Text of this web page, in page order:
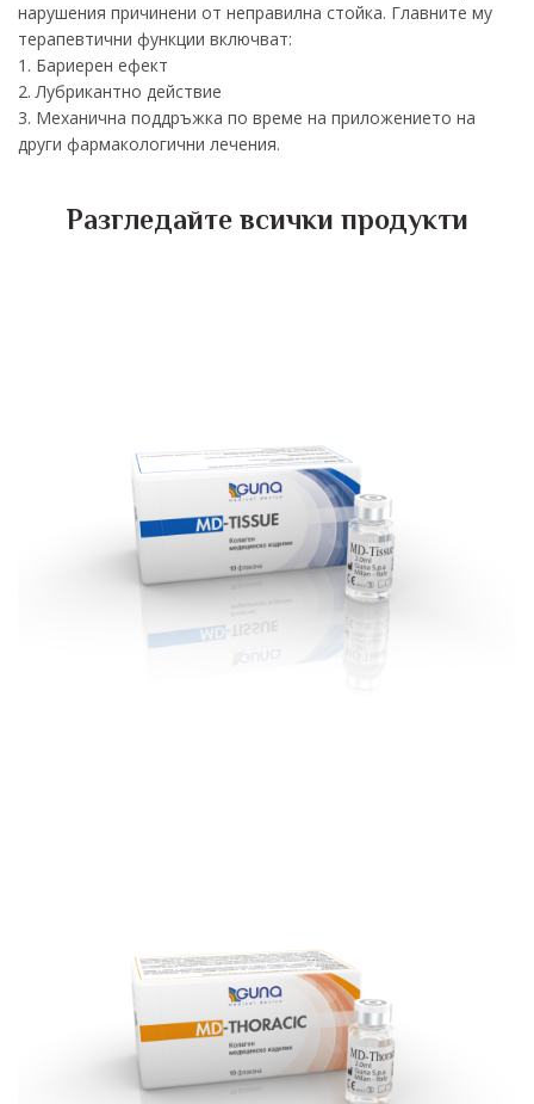
нарушения причинени от неправилна стойка. Главните му
терапевтични функции включват:
1. Бариерен ефект
2. Лубрикантно действие
3. Механична поддръжка по време на приложението на
други фармакологични лечения.
Разгледайте всички продукти